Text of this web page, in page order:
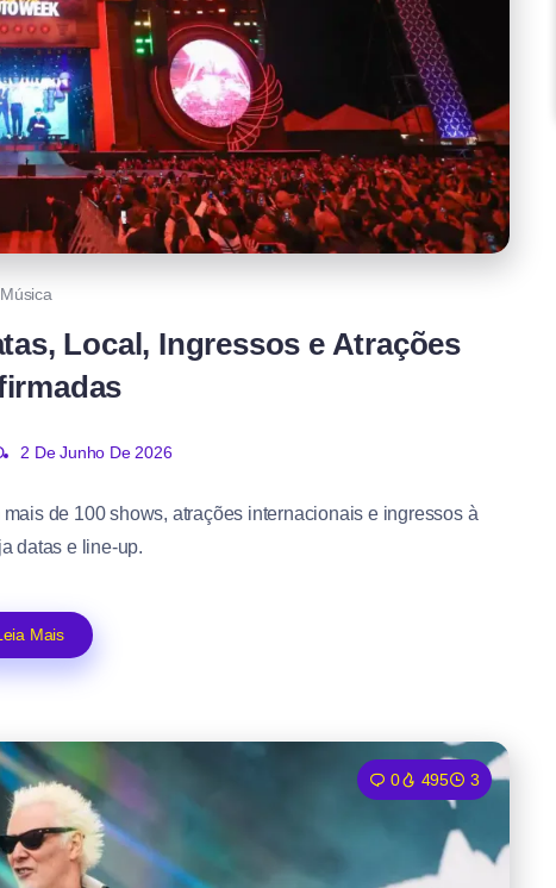
Música
Local, Ingressos e Atrações
2 De Junho De 2026
de 100 shows, atrações internacionais e ingressos à
datas e line-up.
Mais
0 495 3